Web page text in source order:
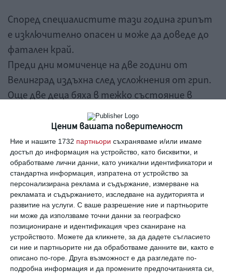
Ценим вашата поверителност
Ние и нашите 1732 партньори съхраняваме и/или имаме
достъп до информация на устройство, като бисквитки, и
обработваме лични данни, като уникални идентификатори и
стандартна информация, изпратена от устройство за
персонализирана реклама и съдържание, измерване на
рекламата и съдържанието, изследване на аудиторията и
развитие на услуги. С ваше разрешение ние и партньорите
ни може да използваме точни данни за географско
позициониране и идентификация чрез сканиране на
устройството. Можете да кликнете, за да дадете съгласието
си ние и партньорите ни да обработваме данните ви, както е
описано по-горе. Друга възможност е да разгледате по-
подробна информация и да промените предпочитанията си,
Според специалистите тази година грипът
е изключително опасен и може да доведе до
фатален край.
Преди дни момиченце на две години от
Велинград издъхна след усложнения от грип.
Още две деца бяха в тежко състояние в
болницата в Пазарджик.
Детето е развило пневмония след грипа. То е
било докарано от лечебно заведение във
Велинград в изключително тежко
състояние. Това е трета жертва на грипа в
Пазарджик. От началото на грипната
епидемия в болницата в пазарджик са
починали двама мъже - на 42 и 62-години.
Преди дни в Благоевград 5-годишно дете
почина след усложнения и тежка
бронхопневмония.